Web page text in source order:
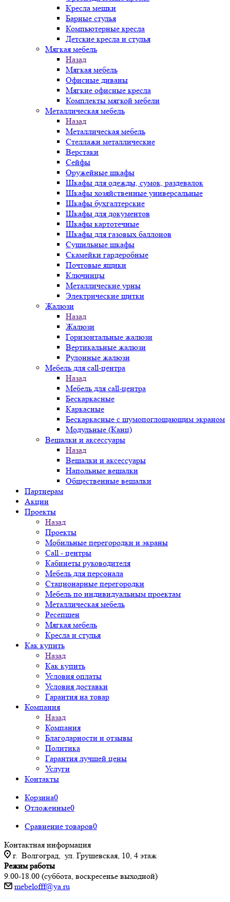
Кресла мешки
Барные стулья
Компьютерные кресла
Детские кресла и стулья
Мягкая мебель
Назад
Мягкая мебель
Офисные диваны
Мягкие офисные кресла
Комплекты мягкой мебели
Металлическая мебель
Назад
Металлическая мебель
Стеллажи металлические
Верстаки
Сейфы
Оружейные шкафы
Шкафы для одежды, сумок, раздевалок
Шкафы хозяйственные универсальные
Шкафы бухгалтерские
Шкафы для документов
Шкафы картотечные
Шкафы для газовых баллонов
Сушильные шкафы
Скамейки гардеробные
Почтовые ящики
Ключницы
Металлические урны
Электрические щитки
Жалюзи
Назад
Жалюзи
Горизонтальные жалюзи
Вертикальные жалюзи
Рулонные жалюзи
Мебель для call-центра
Назад
Мебель для call-центра
Бескаркасные
Каркасные
Бескаркасные с шумопоглощающим экраном
Модульные (Канц)
Вешалки и аксессуары
Назад
Вешалки и аксессуары
Напольные вешалки
Общественные вешалки
Партнерам
Акции
Проекты
Назад
Проекты
Мобильные перегородки и экраны
Call - центры
Кабинеты руководителя
Мебель для персонала
Стационарные перегородки
Мебель по индивидуальным проектам
Металлическая мебель
Ресепшен
Мягкая мебель
Кресла и стулья
Как купить
Назад
Как купить
Условия оплаты
Условия доставки
Гарантия на товар
Компания
Назад
Компания
Благодарности и отзывы
Политика
Гарантия лучшей цены
Услуги
Контакты
Корзина0
Отложенные0
Сравнение товаров0
Контактная информация
г. Волгоград, ул. Грушевская, 10, 4 этаж
Режим работы
9.00-18.00 (суббота, воскресенье выходной)
mebelofff@ya.ru